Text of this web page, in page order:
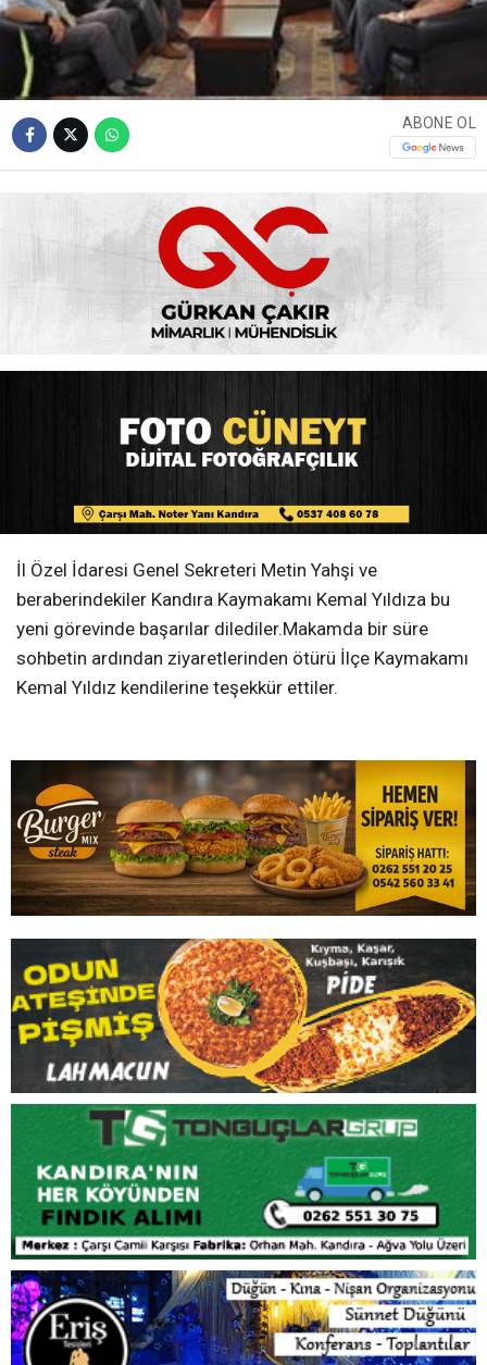
ABONE OL
İl Özel İdaresi Genel Sekreteri Metin Yahşi ve
beraberindekiler Kandıra Kaymakamı Kemal Yıldıza bu
yeni görevinde başarılar dilediler.Makamda bir süre
sohbetin ardından ziyaretlerinden ötürü İlçe Kaymakamı
Kemal Yıldız kendilerine teşekkür ettiler.